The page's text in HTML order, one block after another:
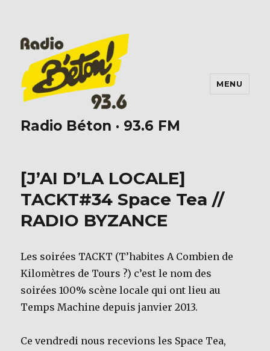
Radio Béton · 93.6 FM
MENU
[J’AI D’LA LOCALE]
TACKT#34 Space Tea //
RADIO BYZANCE
Les soirées TACKT (T’habites A Combien de
Kilomètres de Tours ?) c’est le nom des
soirées 100% scène locale qui ont lieu au
Temps Machine depuis janvier 2013.
Ce vendredi nous recevions les Space Tea,